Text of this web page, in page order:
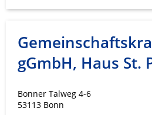
gGmbH, Haus St.
Bonner Talweg 4-6
53113 Bonn